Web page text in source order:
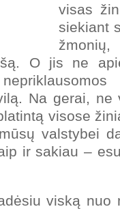
visas
siekiant
O jis ne
Na gerai,
visose
valstybei
ir sakiau –
viską